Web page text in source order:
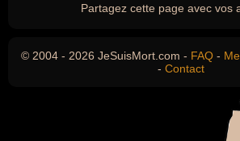
Partagez cette page avec vos
© 2004 - 2026 JeSuisMort.com - FAQ -
- Contact